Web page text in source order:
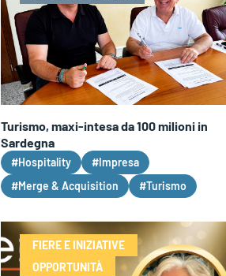
Turismo, maxi-intesa da 100 milioni in
Sardegna
#Hospitality
#Impresa
#Merge & Acquisition
#Turismo
FIERE E INIZIATIVE
OPPORTUNITÀ